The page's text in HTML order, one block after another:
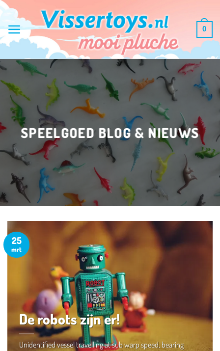
Ga
inhoud
0
SPEELGOED BLOG & NIEUWS
De robots zijn er!
Unidentified vessel travelling at sub warp speed, bearing
25
mrt